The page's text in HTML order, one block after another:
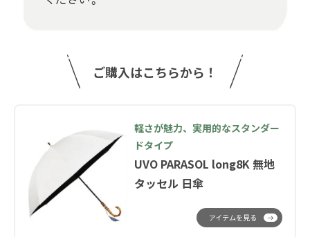
ご購入はこちらから！
UVO PARASOL long8K 無地
タッセル 日傘
軽さが魅力、実用的なスタンダー
ドタイプ
アイテムを見る